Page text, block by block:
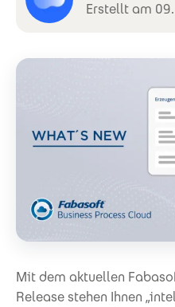
Erstellt am
Mit dem aktuellen
Release stehen Ihnen